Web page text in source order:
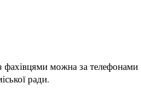
можна за телефонами
ради.